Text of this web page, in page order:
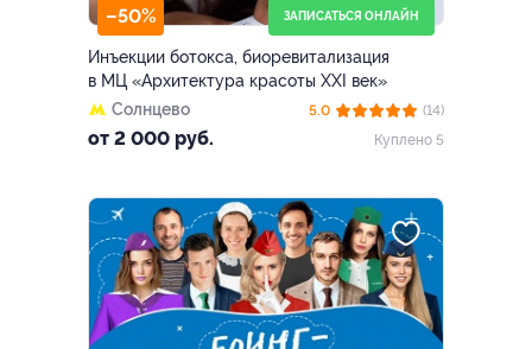
–50% ЗАПИСАТЬСЯ ОНЛАЙН
Инъекции ботокса, биоревитализация
в МЦ «Архитектура красоты XXI век»
Солнцево
от 2 000 руб.
5.0
(14)
Куплено 5